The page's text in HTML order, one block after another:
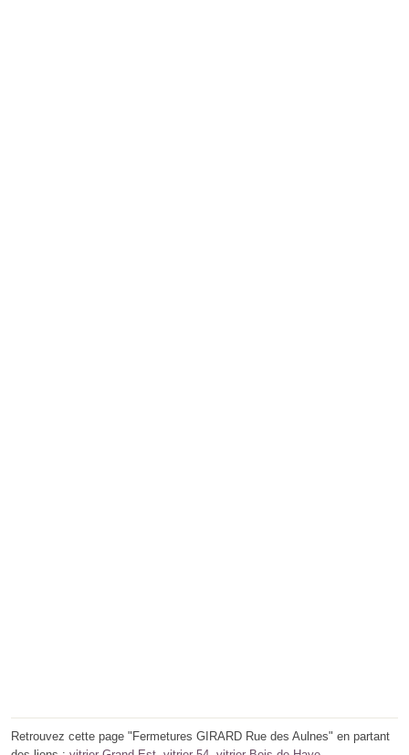
Retrouvez cette page "Fermetures GIRARD Rue des Aulnes" en partant